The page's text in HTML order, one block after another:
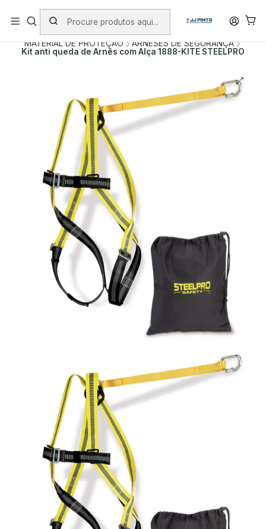
PORTES INCLUÍDOS EM ENCOMENDAS +75€ (excepto ilhas)
Início PRODUTOS
ACESSÓRIOS
MATERIAL DE PROTEÇÃO
ARNESES DE SEGURANÇA
Kit anti queda de Arnês com Alça 1888-KITE STEELPRO